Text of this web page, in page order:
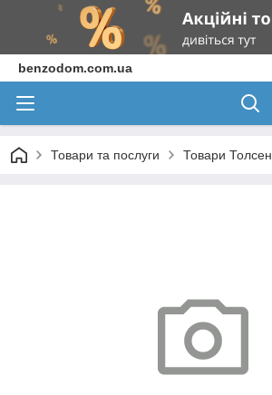
benzodom.com.ua
Товари та послуги Товари Толсен